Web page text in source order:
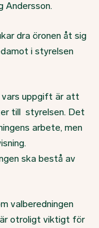
Andersson.
dra öronen åt sig
i styrelsen
vars uppgift är att
till styrelsen. Det
arbete, men
ska bestå av
valberedningen
är otroligt viktigt för